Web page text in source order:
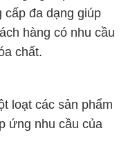
loạt các sản phẩm
ứng nhu cầu của
tôi cung cấp
cao để hỗ trợ các